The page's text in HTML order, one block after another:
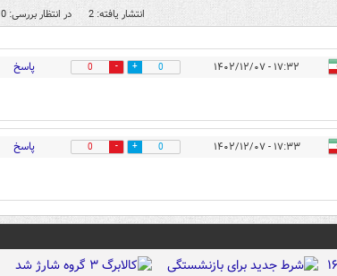
انتشار یافته: 2 در انتظار بررسی: 0
۱۷:۳۲ - ۱۴۰۲/۱۲/۰۷ 0
0 پاسخ
۱۷:۳۳ - ۱۴۰۲/۱۲/۰۷ 0
0 پاسخ